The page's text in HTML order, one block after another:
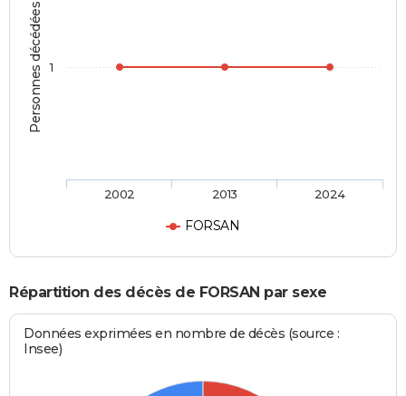
Personnes décédées
FORSAN
2002 2013 2024
1
Répartition des décès de FORSAN par sexe
Données exprimées en nombre de décès (source :
Insee)